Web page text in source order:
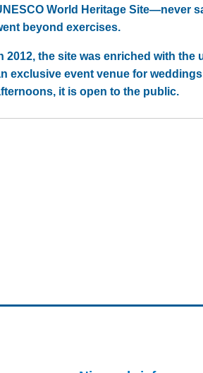
World Heritage Site—never
beyond exercises.
2012, the site was enriched with
exclusive event venue for
it is open to the public.